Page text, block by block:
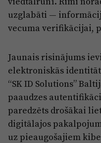
uzglabāti —
vecuma verifikācijai,
Jaunais risinājums
elektroniskās
“SK ID Solutions”
paaudzes
paredzēts drošākai
digitālajos
uz pieaugošajiem